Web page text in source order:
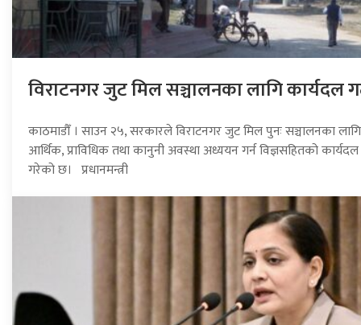
विराटनगर जुट मिल सञ्चालनका लागि कार्यदल
काठमाडौँ । साउन २५, सरकारले विराटनगर जुट मिल पुनः सञ्चालनका लागि
आर्थिक, प्राविधिक तथा कानुनी अवस्था अध्ययन गर्न विज्ञसहितको
गरेको छ। प्रधानमन्त्री